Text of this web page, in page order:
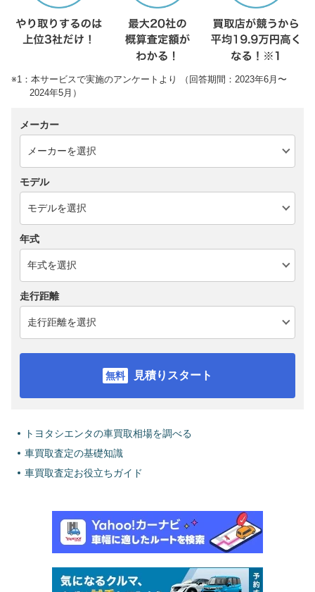
※1：本サービスで実施のアンケートより （回答期間：2023年6月〜
2024年5月）
メーカー
モデル
年式
走行距離
見積りスタート
トヨタシエンタの車買取相場を調べる
車買取査定の基礎知識
車買取査定お役立ちガイド